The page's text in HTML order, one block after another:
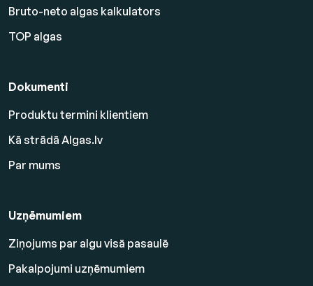
Bruto-neto algas kalkulators
TOP algas
Dokumenti
Produktu termini klientiem
Kā strādā Algas.lv
Par mums
Uzņēmumiem
Ziņojums par algu visā pasaulē
Pakalpojumi uzņēmumiem